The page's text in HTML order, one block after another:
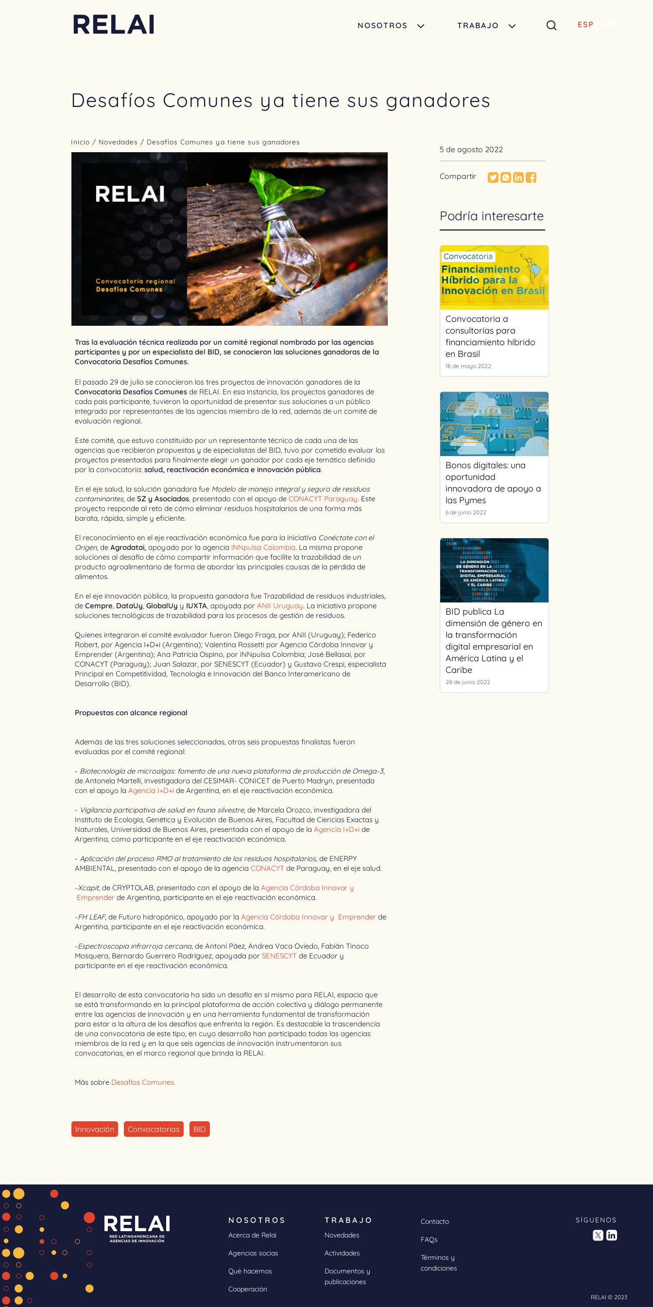
NOSOTROS TRABAJO ESP
Desafíos Comunes ya tiene sus ganadores
Inicio / Novedades / Desafíos Comunes ya tiene sus ganadores
Tras la evaluación técnica realizada por un comité regional nombrado por las agencias
participantes y por un especialista del BID, se conocieron las soluciones ganadoras de la
Convocatoria Desafíos Comunes.
El pasado 29 de julio se conocieron los tres proyectos de innovación ganadores de la
Convocatoria Desafíos Comunesde RELAI. En esa instancia, los proyectos ganadores de
cada país participante, tuvieron la oportunidad de presentar sus soluciones a un público
integrado por representantes de las agencias miembro de la red, además de un comité de
evaluación regional.
Este comité, que estuvo constituido por un representante técnico de cada una de las
agencias que recibieron propuestas y de especialistas del BID, tuvo por cometido evaluar los
proyectos presentados para finalmente elegir un ganador por cada eje temático definido
por la convocatoria:salud, reactivación económica e innovación pública.
En el eje salud, la solución ganadora fue Modelo de manejo integral y seguro de residuos
contaminantes, deSZ y Asociados, presentado con el apoyo deCONACYT Paraguay. Este
proyecto responde al reto de cómo eliminar residuos hospitalarios de una forma más
barata, rápida, simple y eficiente.
El reconocimiento en el eje reactivación económica fue para la iniciativa Conéctate con el
Origen, deAgrodatai, apoyado por la agencia iNNpulsa Colombia. La misma propone
soluciones al desafío de cómo compartir información que facilite la trazabilidad de un
producto agroalimentario de forma de abordar las principales causas de la pérdida de
alimentos.
En el eje innovación pública, la propuesta ganadora fue Trazabilidad de residuos industriales,
de Cempre, DataUy,GlobalUy y IUXTA, apoyada porANII Uruguay. La iniciativa propone
soluciones tecnológicas de trazabilidad para los procesos de gestión de residuos.
Quienes integraron el comité evaluador fueron Diego Fraga, por ANII (Uruguay); Federico
Robert, por Agencia I+D+i (Argentina); Valentina Rossetti por Agencia Córdoba Innovar y
Emprender (Argentina); Ana Patricia Ospino, por iNNpulsa Colombia; José Bellasai, por
CONACYT (Paraguay); Juan Salazar, por SENESCYT (Ecuador) y Gustavo Crespi, especialista
Principal en Competitividad, Tecnología e Innovación del Banco Interamericano de
Desarrollo (BID).
Propuestas con alcance regional
Además de las tres soluciones seleccionadas, otras seis propuestas finalistas fueron
evaluadas por el comité regional:
- Biotecnología de microalgas: fomento de una nueva plataforma de producción de Omega-3,
de Antonela Martelli, investigadora del CESIMAR- CONICET de Puerto Madryn, presentada
con el apoyo laAgencia I+D+i de Argentina, en el eje reactivación económica.
- Vigilancia participativa de salud en fauna silvestre, de Marcela Orozco, investigadora del
Instituto de Ecología, Genética y Evolución de Buenos Aires, Facultad de Ciencias Exactas y
Naturales, Universidad de Buenos Aires, presentada con el apoyo de laAgencia I+D+i de
Argentina, como participante en el eje reactivación económica.
-Aplicación del proceso RMO al tratamiento de los residuos hospitalarios, de ENERPY
AMBIENTAL, presentado con el apoyo de la agenciaCONACYT de Paraguay, en el eje salud.
-Xcapit, de CRYPTOLAB, presentado con el apoyo de laAgencia Córdoba Innovar y
Emprender de Argentina, participante en el eje reactivación económica.
-FH LEAF, de Futuro hidropónico, apoyado por laAgencia Córdoba Innovar y Emprenderde
Argentina, participante en el eje reactivación económica.
-Espectroscopia infrarroja cercana, de Antoni Páez, Andrea Vaca Oviedo, Fabián Tinoco
Mosquera, Bernardo Guerrero Rodríguez, apoyada porSENESCYT de Ecuador y
participante en el eje reactivación económica.
El desarrollo de esta convocatoria ha sido un desafío en sí mismo para RELAI, espacio que
se está transformando en la principal plataforma de acción colectiva y diálogo permanente
entre las agencias de innovación y en una herramienta fundamental de transformación
para estar a la altura de los desafíos que enfrenta la región. Es destacable la trascendencia
de una convocatoria de este tipo, en cuyo desarrollo han participado todas las agencias
miembros de la red y en la que seis agencias de innovación instrumentaron sus
convocatorias, en el marco regional que brinda la RELAI.
Más sobre Desafíos Comunes.
Innovación Convocatorias BID
5 de agosto 2022
Compartir
Podría interesarte
Convocatoria a
consultorías para
financiamiento híbrido
en Brasil
18 de mayo 2022
Bonos digitales: una
oportunidad
innovadora de apoyo a
las Pymes
6 de junio 2022
BID publica La
dimensión de género en
la transformación
digital empresarial en
América Latina y el
Caribe
28 de junio 2022
NOSOTROS
Acerca de Relai
Agencias socias
Qué hacemos
Cooperación
TRABAJO
Novedades
Actividades
Documentos y
publicaciones
Contacto
FAQs
Términos y
condiciones
SÍGUENOS
RELAI © 2023